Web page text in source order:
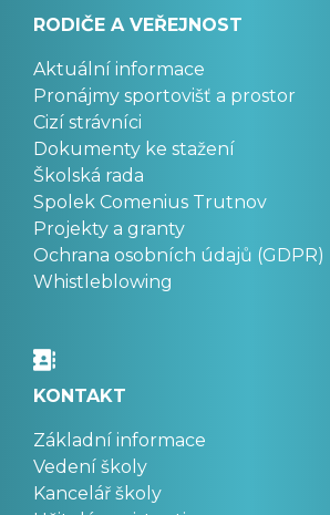
RODIČE A VEŘEJNOST
Aktuální informace
Pronájmy sportovišť a prostor
Cizí strávníci
Dokumenty ke stažení
Školská rada
Spolek Comenius Trutnov
Projekty a granty
Ochrana osobních údajů (GDPR)
Whistleblowing
KONTAKT
Základní informace
Vedení školy
Kancelář školy